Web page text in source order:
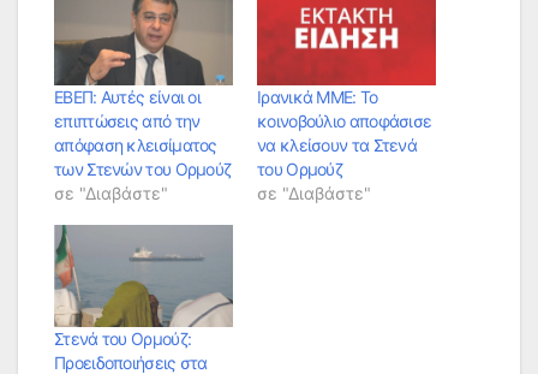
ΕΒΕΠ: Αυτές είναι οι
επιπτώσεις από την
απόφαση κλεισίματος
των Στενών του Ορμούζ
σε "Διαβάστε"
Ιρανικά ΜΜΕ: Το
κοινοβούλιο αποφάσισε
να κλείσουν τα Στενά
του Ορμούζ
σε "Διαβάστε"
Στενά του Ορμούζ:
Προειδοποιήσεις στα